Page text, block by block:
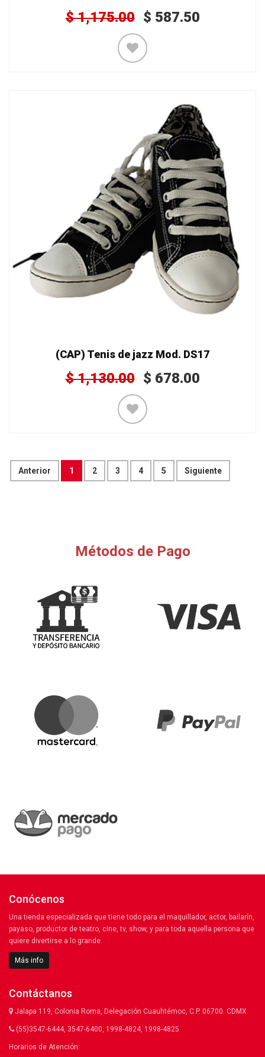
$1,175.00 $ 587.50
(CAP) Tenis de jazz Mod. DS17
$1,130.00 $ 678.00
Anterior 1 2 3 4 5 Siguiente
Métodos de Pago
Conócenos
Una tienda especializada que tiene todo para el maquillador, actor, bailarín,
payaso, productor de teatro, cine, tv, show, y para toda aquella persona que
quiere divertirse a lo grande.
Más info
Contáctanos
Jalapa 119, Colonia Roma, Delegación Cuauhtémoc, C.P. 06700. CDMX
(55)3547-6444, 3547-6400, 1998-4824, 1998-4825
Horarios de Atención: